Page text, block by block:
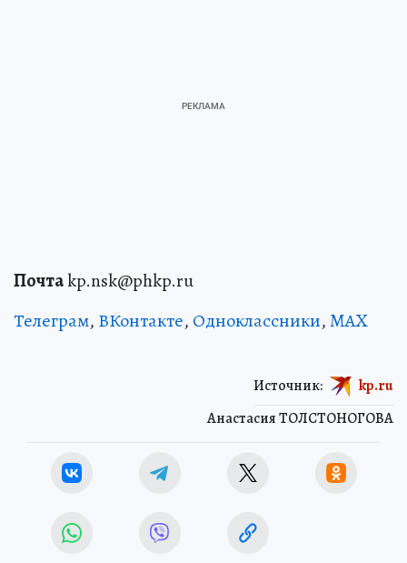
Почтаkp.nsk@phkp.ru
Телеграм, ВКонтакте, Одноклассники,MAX
Анастасия ТОЛСТОНОГОВА
Источник: kp.ru